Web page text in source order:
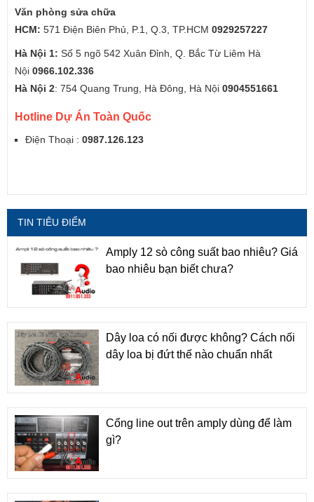
Văn phòng sửa chữa
HCM: 571 Điện Biên Phủ, P.1, Q.3, TP.HCM 0929257227
Hà Nội 1: Số 5 ngõ 542 Xuân Đỉnh, Q. Bắc Từ Liêm Hà
Nội 0966.102.336
Hà Nội 2: 754 Quang Trung, Hà Đông, Hà Nội 0904551661
Hotline Dự Án Toàn Quốc
Điện Thoại : 0987.126.123
TIN TIÊU ĐIỂM
Amply 12 sò công suất bao nhiêu? Giá
bao nhiêu bạn biết chưa?
Dây loa có nối được không? Cách nối
dây loa bị đứt thế nào chuẩn nhất
Cổng line out trên amply dùng để làm
gì?